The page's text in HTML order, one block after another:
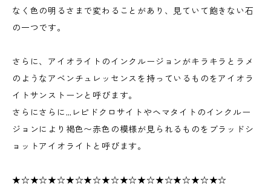
なく色の明るさまで変わることがあり、見ていて飽きない石
の一つです。
さらに、アイオライトのインクルージョンがキラキラとラメ
のようなアベンチュレッセンスを持っているものをアイオラ
イトサンストーンと呼びます。
さらにさらに…レピドクロサイトやヘマタイトのインクルー
ジョンにより褐色〜赤色の模様が見られるものをブラッドシ
ョットアイオライトと呼びます。
★☆★☆★☆★☆★☆★☆★☆★☆★☆★☆★☆★☆